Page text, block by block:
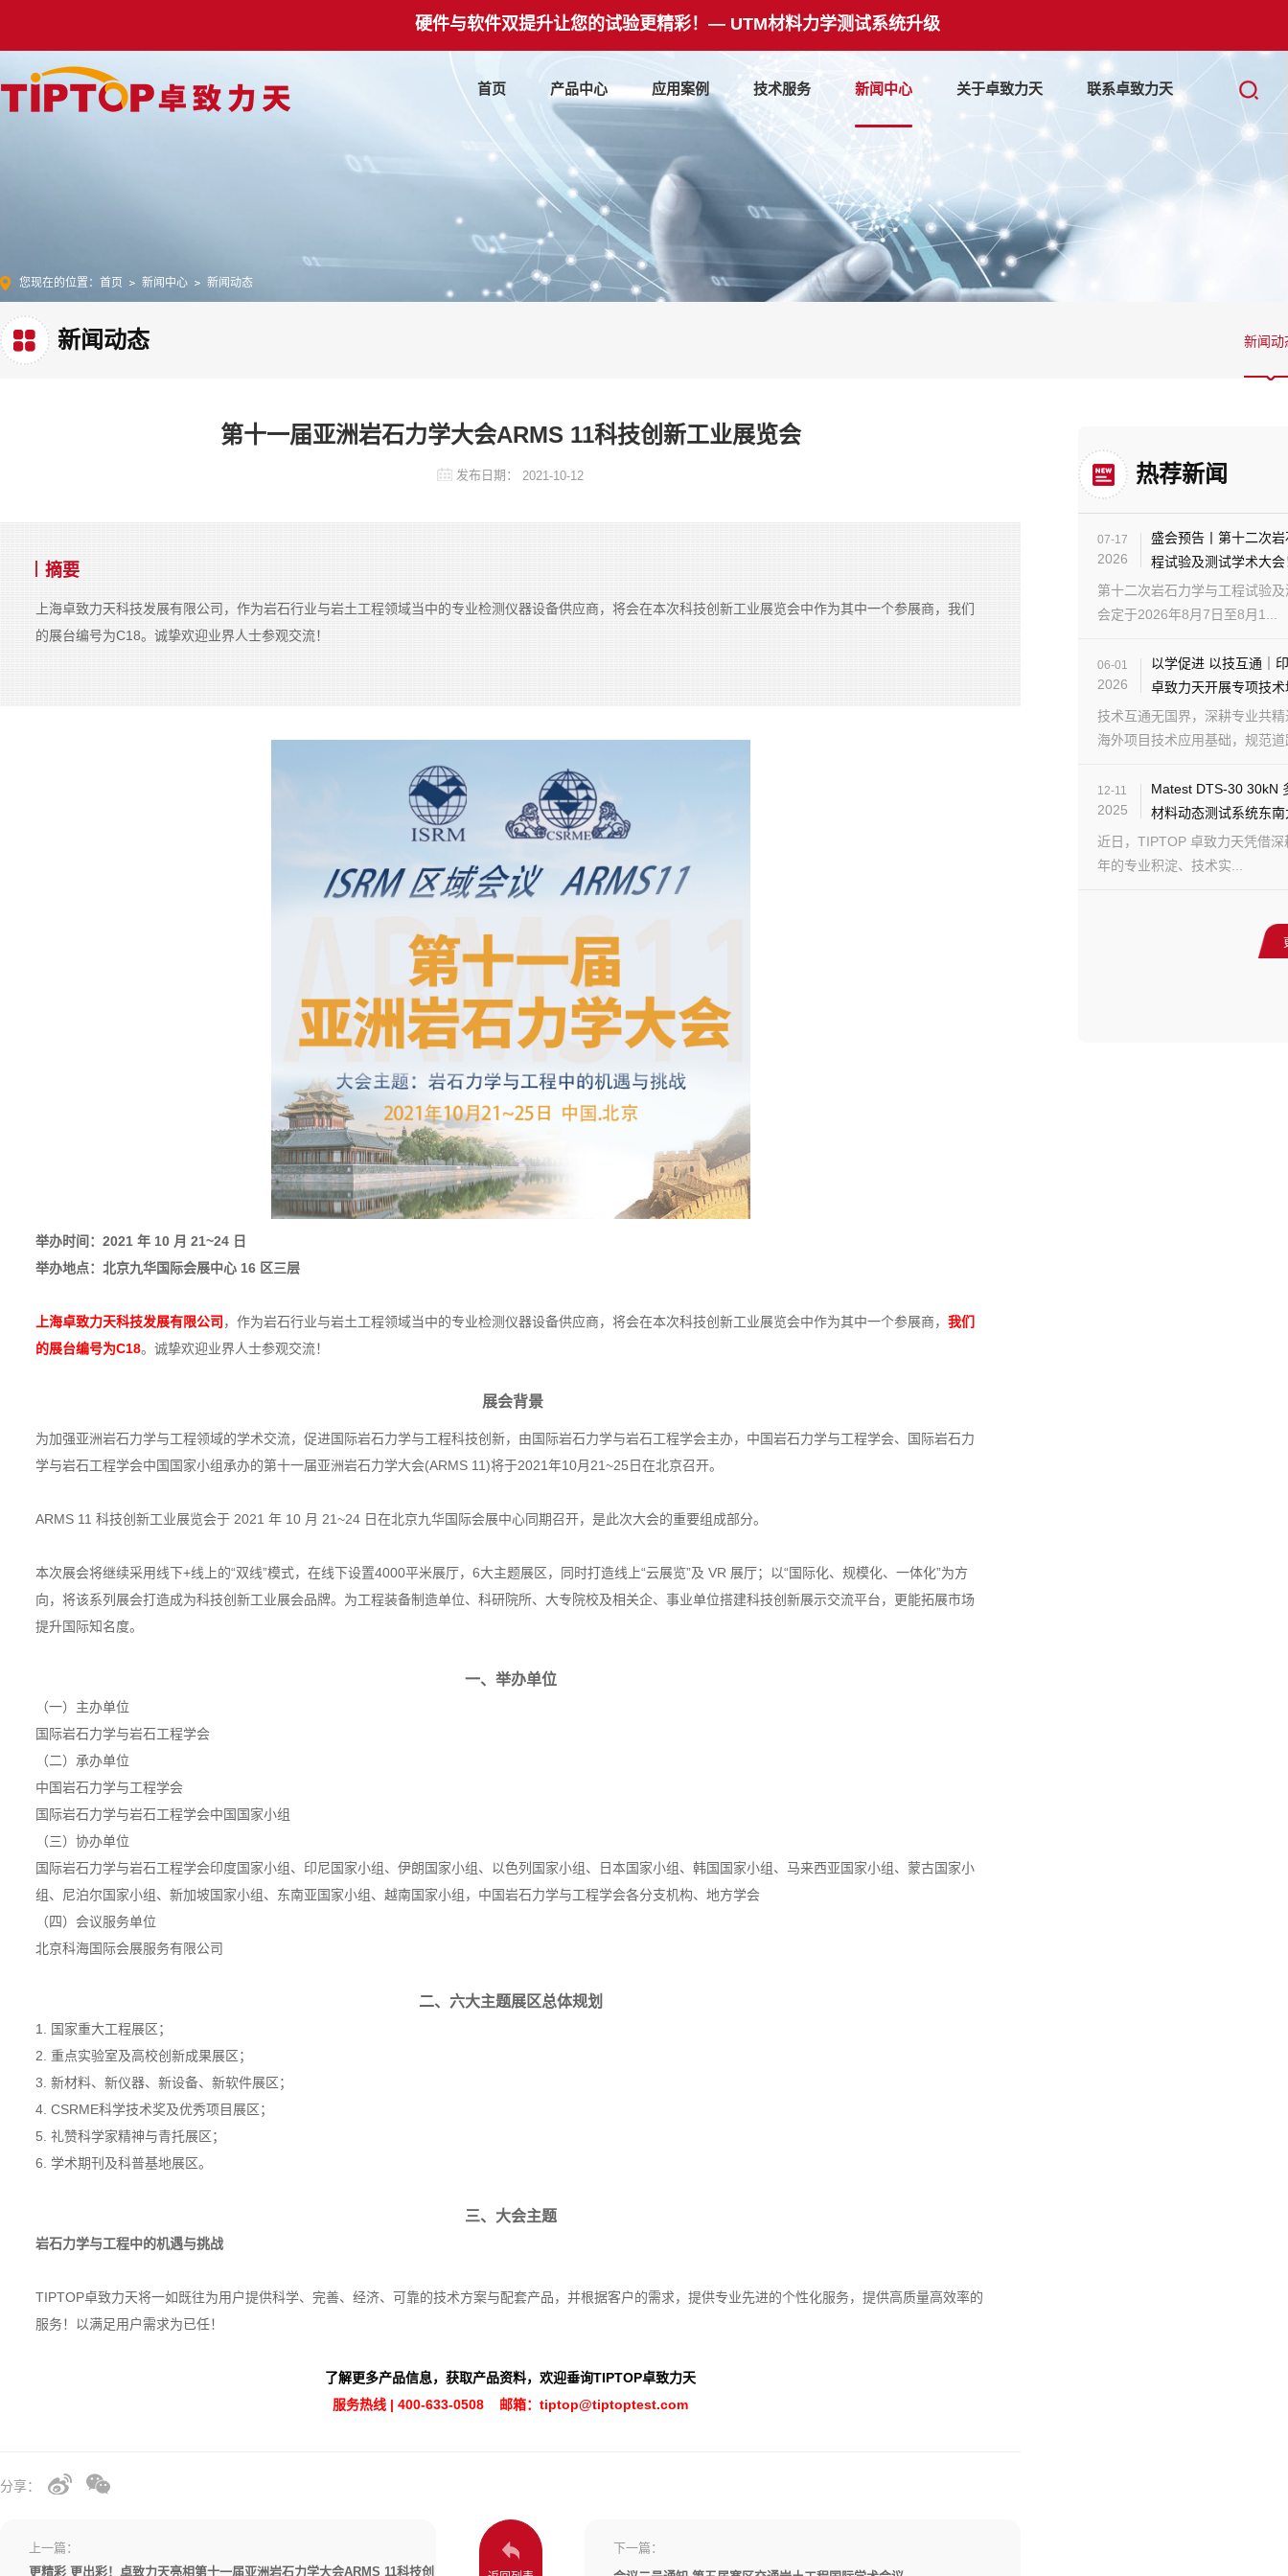
硬件与软件双提升让您的试验更精彩！— UTM材料力学测试系统升级
首页 产品中心 应用案例 技术服务 新闻中心 关于卓致力天 联系卓致力天
您现在的位置： 首页 新闻中心 新闻动态
新闻动态 新闻动
第十一届亚洲岩石力学大会ARMS 11科技创新工业展览会
发布日期： 2021-10-12
摘要
上海卓致力天科技发展有限公司，作为岩石行业与岩土工程领域当中的专业检测仪器设备供应商，将会在本次科技创新工业展览会中作为其中一个参展商，我们
的展台编号为C18。诚挚欢迎业界人士参观交流！
举办时间：2021 年 10 月 21~24 日
举办地点：北京九华国际会展中心 16 区三层
上海卓致力天科技发展有限公司 ，作为岩石行业与岩土工程领域当中的专业检测仪器设备供应商，将会在本次科技创新工业展览会中作为其中一个参展商， 我们
的展台编号为C18。诚挚欢迎业界人士参观交流！
展会背景
为加强亚洲岩石力学与工程领域的学术交流，促进国际岩石力学与工程科技创新，由国际岩石力学与岩石工程学会主办，中国岩石力学与工程学会、国际岩石力
学与岩石工程学会中国国家小组承办的第十一届亚洲岩石力学大会(ARMS 11)将于2021年10月21~25日在北京召开。
ARMS 11 科技创新工业展览会于 2021 年 10 月 21~24 日在北京九华国际会展中心同期召开，是此次大会的重要组成部分。
本次展会将继续采用线下+线上的“双线”模式，在线下设置4000平米展厅，6大主题展区，同时打造线上“云展览”及 VR 展厅；以“国际化、规模化、一体化”为方
向，将该系列展会打造成为科技创新工业展会品牌。为工程装备制造单位、科研院所、大专院校及相关企、事业单位搭建科技创新展示交流平台，更能拓展市场
提升国际知名度。
一、举办单位
（一）主办单位
国际岩石力学与岩石工程学会
（二）承办单位
中国岩石力学与工程学会
国际岩石力学与岩石工程学会中国国家小组
（三）协办单位
国际岩石力学与岩石工程学会印度国家小组、印尼国家小组、伊朗国家小组、以色列国家小组、日本国家小组、韩国国家小组、马来西亚国家小组、蒙古国家小
组、尼泊尔国家小组、新加坡国家小组、东南亚国家小组、越南国家小组，中国岩石力学与工程学会各分支机构、地方学会
（四）会议服务单位
北京科海国际会展服务有限公司
二、六大主题展区总体规划
1. 国家重大工程展区；
2. 重点实验室及高校创新成果展区；
3. 新材料、新仪器、新设备、新软件展区；
4. CSRME科学技术奖及优秀项目展区；
5. 礼赞科学家精神与青托展区；
6. 学术期刊及科普基地展区。
三、大会主题
岩石力学与工程中的机遇与挑战
TIPTOP卓致力天将一如既往为用户提供科学、完善、经济、可靠的技术方案与配套产品，并根据客户的需求，提供专业先进的个性化服务，提供高质量高效率的
服务！以满足用户需求为已任！
了解更多产品信息，获取产品资料，欢迎垂询TIPTOP卓致力天
服务热线 | 400-633-0508 邮箱：tiptop@tiptoptest.com
分享：
上一篇：
更精彩 更出彩！卓致力天亮相第十一届亚洲岩石力学大会ARMS 11科技创
下一篇：
热荐新闻
07-17
2026
盛会预告丨第十二次
程试验及测试学术大会
第十二次岩石力学与工程试验
会定于2026年8月7日至8月1...
06-01
2026
以学促进 以技互通｜
卓致力天开展专项技
技术互通无国界，深耕专业共
海外项目技术应用基础，规范
12-11
2025
Matest DTS-30 30kN
材料动态测试系统东
近日，TIPTOP 卓致力天凭借
年的专业积淀、技术实...